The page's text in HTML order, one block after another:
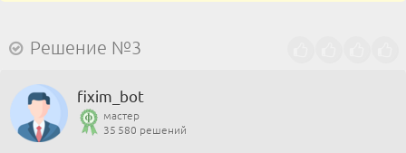
Решение №3
fixim_bot
мастер
35 580 решений